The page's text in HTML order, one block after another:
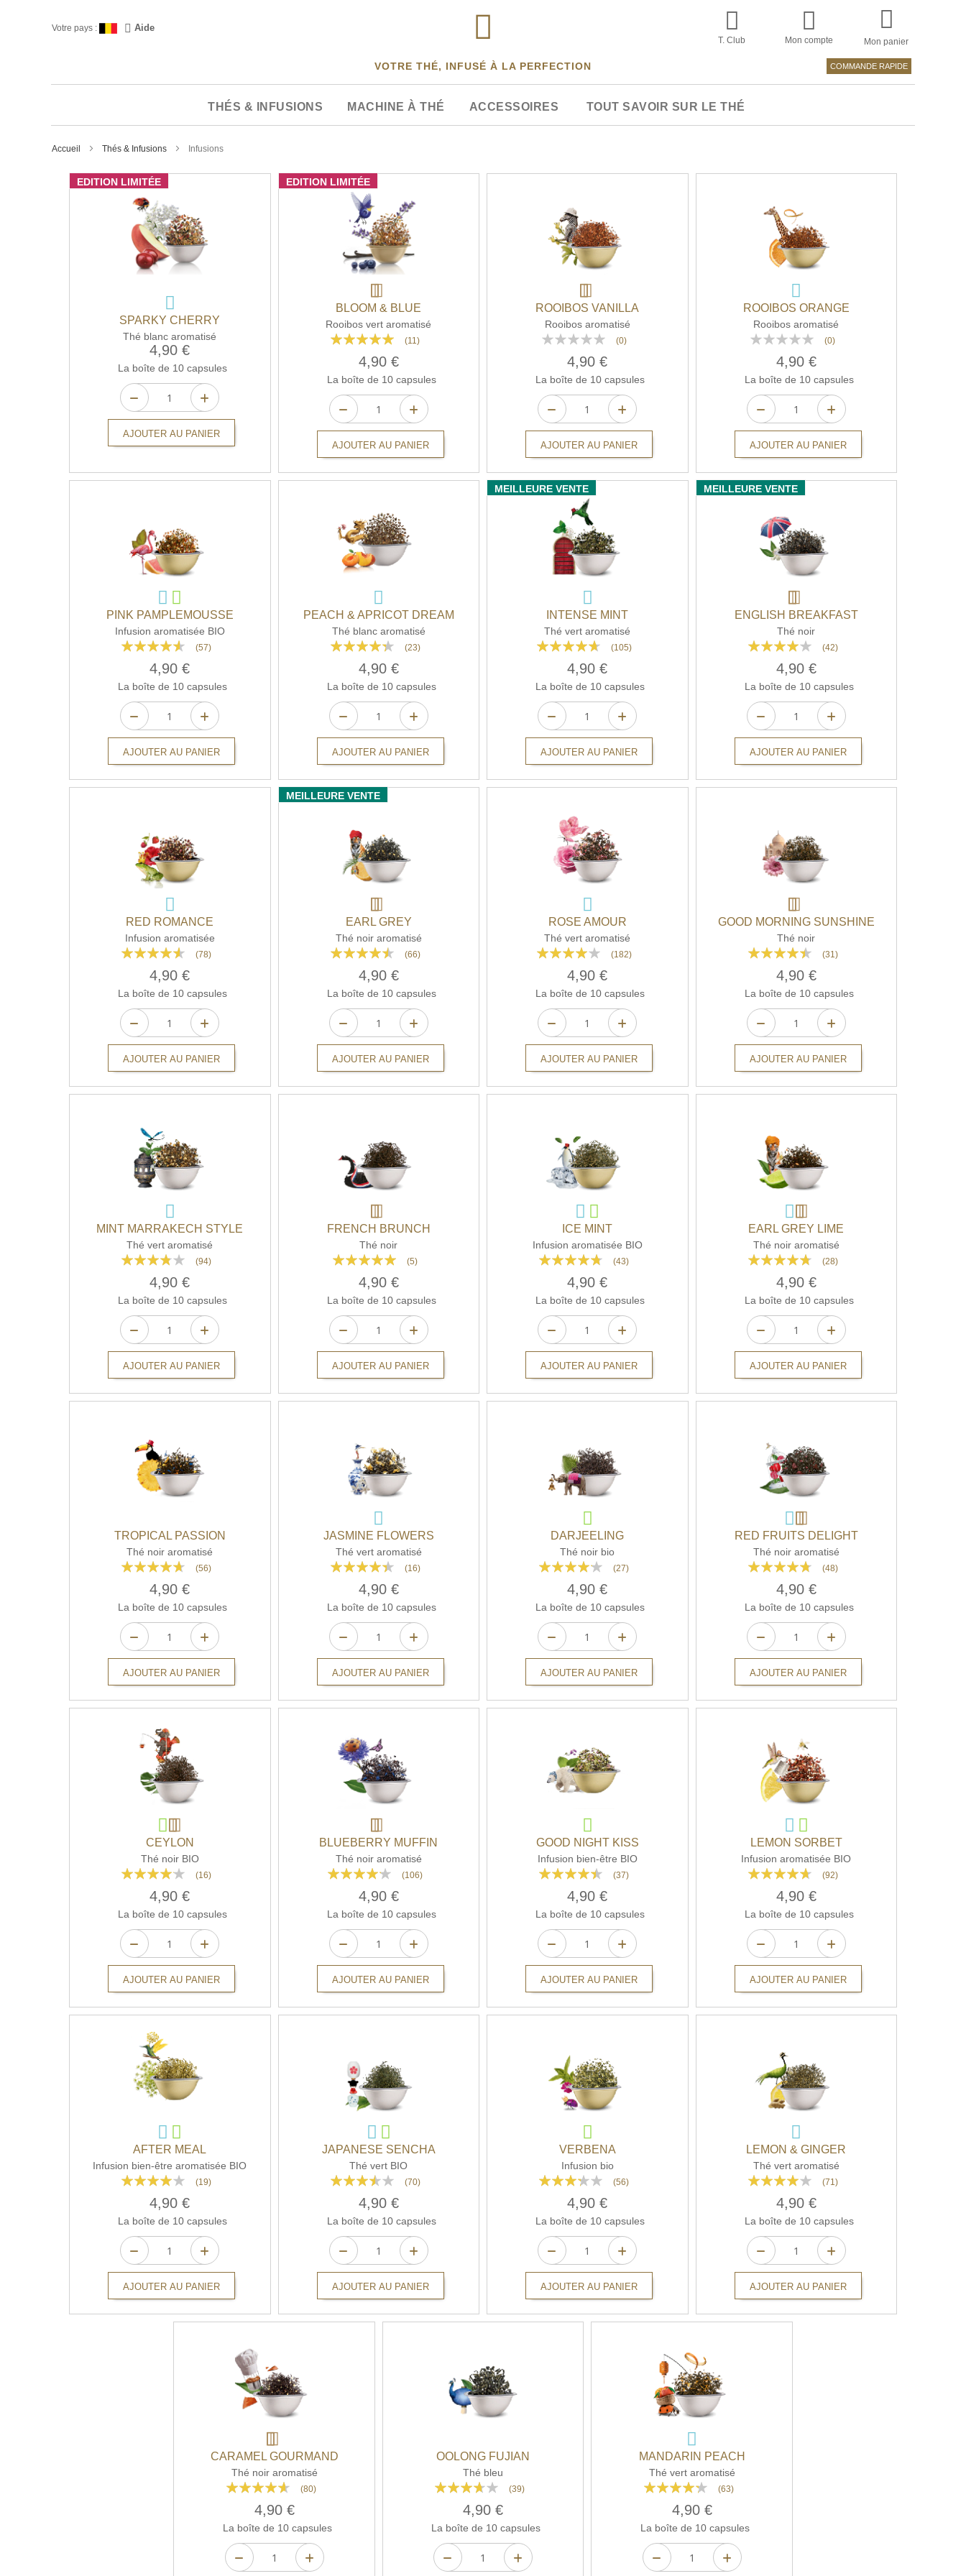
Votre pays : Langue Aide
T. Club Mon compte Mon panier
VOTRE THÉ, INFUSÉ À LA PERFECTION COMMANDE RAPIDE
THÉS & INFUSIONS MACHINE À THÉ ACCESSOIRES TOUT SAVOIR SUR LE THÉ
Accueil Thés & Infusions Infusions
EDITION LIMITÉE
SPARKY CHERRY
Thé blanc aromatisé
4,90 €
La boîte de 10 capsules
AJOUTER AU PANIER
EDITION LIMITÉE
BLOOM & BLUE
Rooibos vert aromatisé
Rating:
(11)
4,90 €
La boîte de 10 capsules
AJOUTER AU PANIER
ROOIBOS VANILLA
Rooibos aromatisé
Rating:
(0)
4,90 €
La boîte de 10 capsules
AJOUTER AU PANIER
ROOIBOS ORANGE
Rooibos aromatisé
Rating:
(0)
4,90 €
La boîte de 10 capsules
AJOUTER AU PANIER
PINK PAMPLEMOUSSE
Infusion aromatisée BIO
Rating:
(57)
4,90 €
La boîte de 10 capsules
AJOUTER AU PANIER
PEACH & APRICOT DREAM
Thé blanc aromatisé
Rating:
(23)
4,90 €
La boîte de 10 capsules
AJOUTER AU PANIER
MEILLEURE VENTE
INTENSE MINT
Thé vert aromatisé
Rating:
(105)
4,90 €
La boîte de 10 capsules
AJOUTER AU PANIER
MEILLEURE VENTE
ENGLISH BREAKFAST
Thé noir
Rating:
(42)
4,90 €
La boîte de 10 capsules
AJOUTER AU PANIER
RED ROMANCE
Infusion aromatisée
Rating:
(78)
4,90 €
La boîte de 10 capsules
AJOUTER AU PANIER
MEILLEURE VENTE
EARL GREY
Thé noir aromatisé
Rating:
(66)
4,90 €
La boîte de 10 capsules
AJOUTER AU PANIER
ROSE AMOUR
Thé vert aromatisé
Rating:
(182)
4,90 €
La boîte de 10 capsules
AJOUTER AU PANIER
GOOD MORNING SUNSHINE
Thé noir
Rating:
(31)
4,90 €
La boîte de 10 capsules
AJOUTER AU PANIER
MINT MARRAKECH STYLE
Thé vert aromatisé
Rating:
(94)
4,90 €
La boîte de 10 capsules
AJOUTER AU PANIER
FRENCH BRUNCH
Thé noir
Rating:
(5)
4,90 €
La boîte de 10 capsules
AJOUTER AU PANIER
ICE MINT
Infusion aromatisée BIO
Rating:
(43)
4,90 €
La boîte de 10 capsules
AJOUTER AU PANIER
EARL GREY LIME
Thé noir aromatisé
Rating:
(28)
4,90 €
La boîte de 10 capsules
AJOUTER AU PANIER
TROPICAL PASSION
Thé noir aromatisé
Rating:
(56)
4,90 €
La boîte de 10 capsules
AJOUTER AU PANIER
JASMINE FLOWERS
Thé vert aromatisé
Rating:
(16)
4,90 €
La boîte de 10 capsules
AJOUTER AU PANIER
DARJEELING
Thé noir bio
Rating:
(27)
4,90 €
La boîte de 10 capsules
AJOUTER AU PANIER
RED FRUITS DELIGHT
Thé noir aromatisé
Rating:
(48)
4,90 €
La boîte de 10 capsules
AJOUTER AU PANIER
CEYLON
Thé noir BIO
Rating:
(16)
4,90 €
La boîte de 10 capsules
AJOUTER AU PANIER
BLUEBERRY MUFFIN
Thé noir aromatisé
Rating:
(106)
4,90 €
La boîte de 10 capsules
AJOUTER AU PANIER
GOOD NIGHT KISS
Infusion bien-être BIO
Rating:
(37)
4,90 €
La boîte de 10 capsules
AJOUTER AU PANIER
LEMON SORBET
Infusion aromatisée BIO
Rating:
(92)
4,90 €
La boîte de 10 capsules
AJOUTER AU PANIER
AFTER MEAL
Infusion bien-être aromatisée BIO
Rating:
(19)
4,90 €
La boîte de 10 capsules
AJOUTER AU PANIER
JAPANESE SENCHA
Thé vert BIO
Rating:
(70)
4,90 €
La boîte de 10 capsules
AJOUTER AU PANIER
VERBENA
Infusion bio
Rating:
(56)
4,90 €
La boîte de 10 capsules
AJOUTER AU PANIER
LEMON & GINGER
Thé vert aromatisé
Rating:
(71)
4,90 €
La boîte de 10 capsules
AJOUTER AU PANIER
CARAMEL GOURMAND
Thé noir aromatisé
Rating:
(80)
4,90 €
La boîte de 10 capsules
OOLONG FUJIAN
Thé bleu
Rating:
(39)
4,90 €
La boîte de 10 capsules
MANDARIN PEACH
Thé vert aromatisé
Rating:
(63)
4,90 €
La boîte de 10 capsules